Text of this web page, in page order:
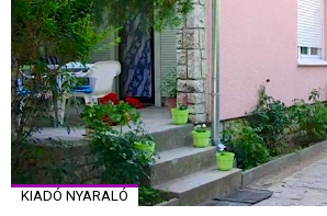
KIADÓ NYARALÓ